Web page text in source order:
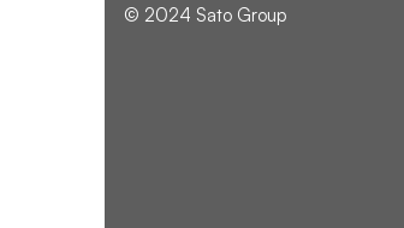
© 2024 Sato Group